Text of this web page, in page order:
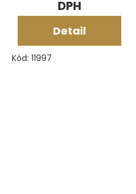
Detail
Kód: 11997